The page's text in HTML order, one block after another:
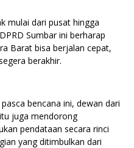
mulai dari pusat hingga
Sumbar ini berharap
Barat bisa berjalan cepat,
berakhir.
bencana ini, dewan dari
juga mendorong
pendataan secara rinci
yang ditimbulkan dari